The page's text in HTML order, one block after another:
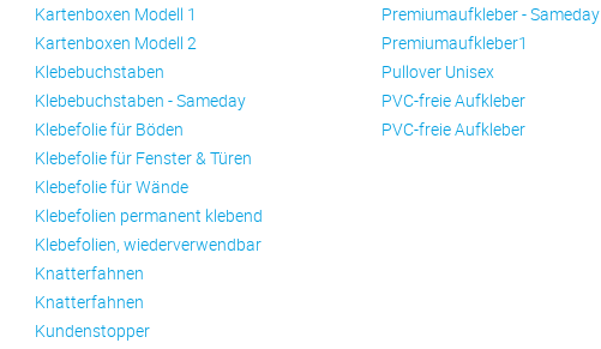
Kartenboxen Modell 1
Kartenboxen Modell 2
Klebebuchstaben
Klebebuchstaben - Sameday
Klebefolie für Böden
Klebefolie für Fenster & Türen
Klebefolie für Wände
Klebefolien permanent klebend
Klebefolien, wiederverwendbar
Knatterfahnen
Knatterfahnen
Kundenstopper
Premiumaufkleber - Sameday
Premiumaufkleber1
Pullover Unisex
PVC-freie Aufkleber
PVC-freie Aufkleber